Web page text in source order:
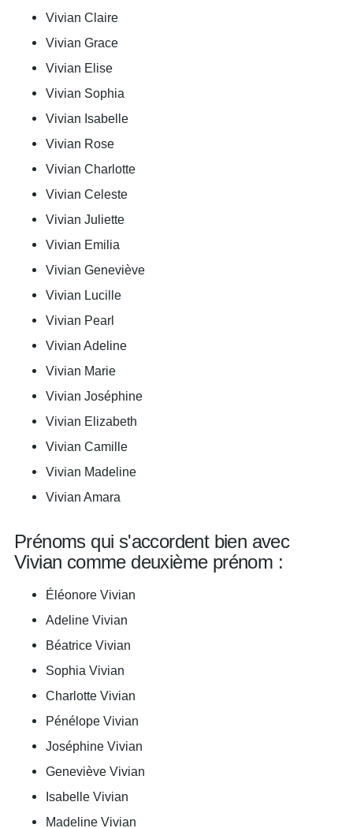
Vivian Claire
Vivian Grace
Vivian Elise
Vivian Sophia
Vivian Isabelle
Vivian Rose
Vivian Charlotte
Vivian Celeste
Vivian Juliette
Vivian Emilia
Vivian Geneviève
Vivian Lucille
Vivian Pearl
Vivian Adeline
Vivian Marie
Vivian Joséphine
Vivian Elizabeth
Vivian Camille
Vivian Madeline
Vivian Amara
Prénoms qui s'accordent bien avec
Vivian comme deuxième prénom :
Éléonore Vivian
Adeline Vivian
Béatrice Vivian
Sophia Vivian
Charlotte Vivian
Pénélope Vivian
Joséphine Vivian
Geneviève Vivian
Isabelle Vivian
Madeline Vivian